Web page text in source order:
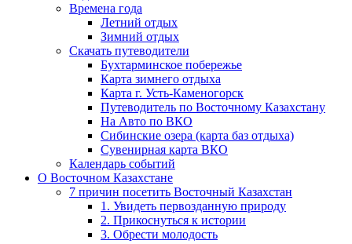
Времена года
Летний отдых
Зимний отдых
Скачать путеводители
Бухтарминское побережье
Карта зимнего отдыха
Карта г. Усть-Каменогорск
Путеводитель по Восточному Казахстану
На Авто по ВКО
Сибинские озера (карта баз отдыха)
Сувенирная карта ВКО
Календарь событий
О Восточном Казахстане
7 причин посетить Восточный Казахстан
1. Увидеть первозданную природу
2. Прикоснуться к истории
3. Обрести молодость